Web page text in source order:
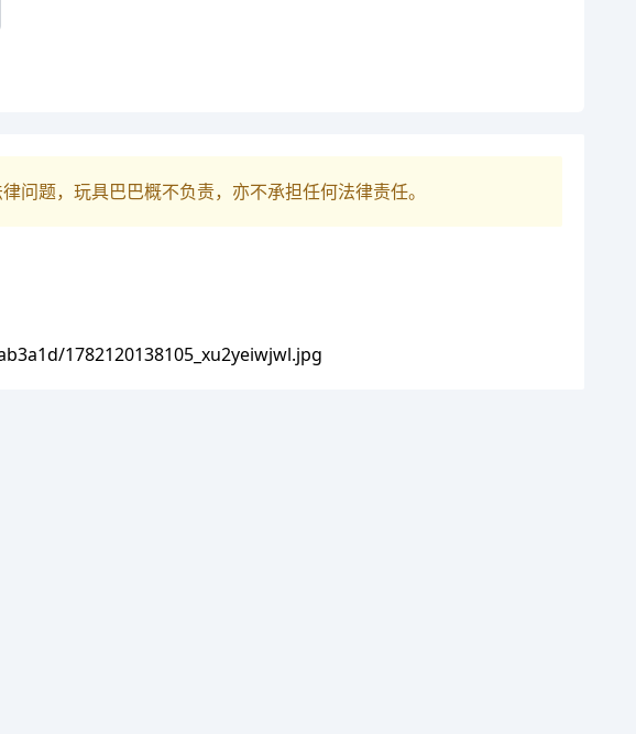
问题，玩具巴巴概不负责，亦不承担任何法律责任。